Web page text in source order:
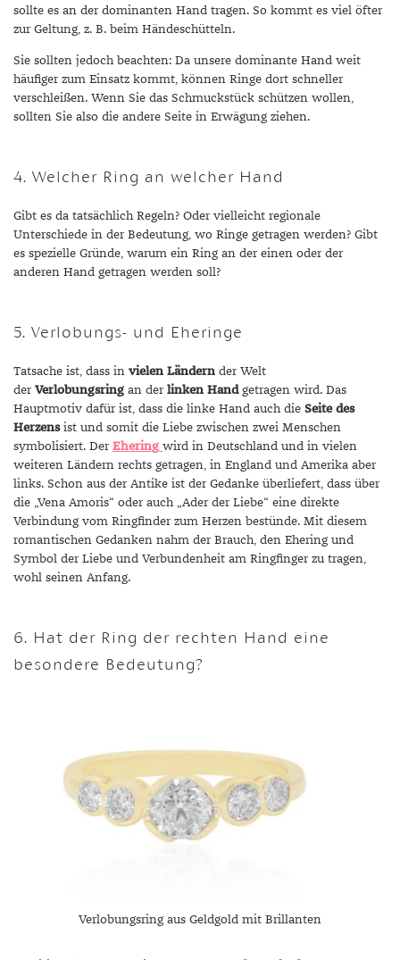
sollte es an der dominanten Hand tragen. So kommt es viel öfter
zur Geltung, z. B. beim Händeschütteln.
Sie sollten jedoch beachten: Da unsere dominante Hand weit
häufiger zum Einsatz kommt, können Ringe dort schneller
verschleißen. Wenn Sie das Schmuckstück schützen wollen,
sollten Sie also die andere Seite in Erwägung ziehen.
4. Welcher Ring an welcher Hand
Gibt es da tatsächlich Regeln? Oder vielleicht regionale
Unterschiede in der Bedeutung, wo Ringe getragen werden? Gibt
es spezielle Gründe, warum ein Ring an der einen oder der
anderen Hand getragen werden soll?
5. Verlobungs- und Eheringe
Tatsache ist, dass in vielen Ländern der Welt
der Verlobungsring an der linken Handgetragen wird. Das
Hauptmotiv dafür ist, dass die linke Hand auch die Seite des
Herzensist und somit die Liebe zwischen zwei Menschen
symbolisiert. Der Ehering wird in Deutschland und in vielen
weiteren Ländern rechts getragen, in England und Amerika aber
links. Schon aus der Antike ist der Gedanke überliefert, dass über
die „Vena Amoris“ oder auch „Ader der Liebe“ eine direkte
Verbindung vom Ringfinder zum Herzen bestünde. Mit diesem
romantischen Gedanken nahm der Brauch, den Ehering und
Symbol der Liebe und Verbundenheit am Ringfinger zu tragen,
wohl seinen Anfang.
6. Hat der Ring der rechten Hand eine
besondere Bedeutung?
Verlobungsring aus Geldgold mit Brillanten